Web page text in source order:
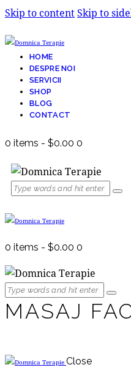
Skip to contentSkip to
HOME
DESPRE NOI
SERVICII
SHOP
BLOG
CONTACT
0 items - $0.00 0
0 items - $0.00 0
MASAJ
Close